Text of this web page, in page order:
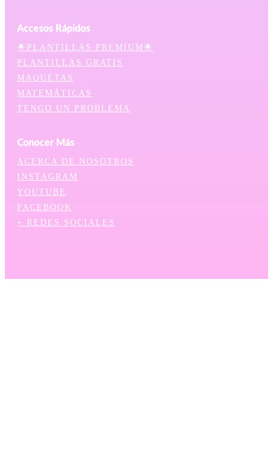
Accesos Rápidos
🌟PLANTILLAS PREMIUM🌟
PLANTILLAS GRATIS
MAQUETAS
MATEMÁTICAS
TENGO UN PROBLEMA
Conocer Más
ACERCA DE NOSOTROS
INSTAGRAM
YOUTUBE
FACEBOOK
+ REDES SOCIALES